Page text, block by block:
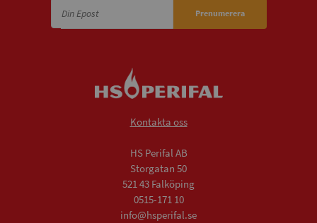
Prenumerera
Kontakta oss
HS Perifal AB
Storgatan 50
521 43 Falköping
0515-171 10
info@hsperifal.se